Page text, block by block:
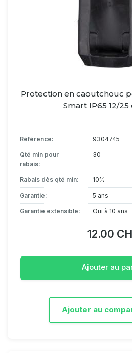
Protection en caoutchouc
Smart IP65 12/25
Référence: 9304745
Qté min pour
rabais:
30
Rabais dès qté min: 10%
Garantie: 5 ans
Garantie extensible: Oui à 10 ans
12.00
Ajouter au
Ajouter au